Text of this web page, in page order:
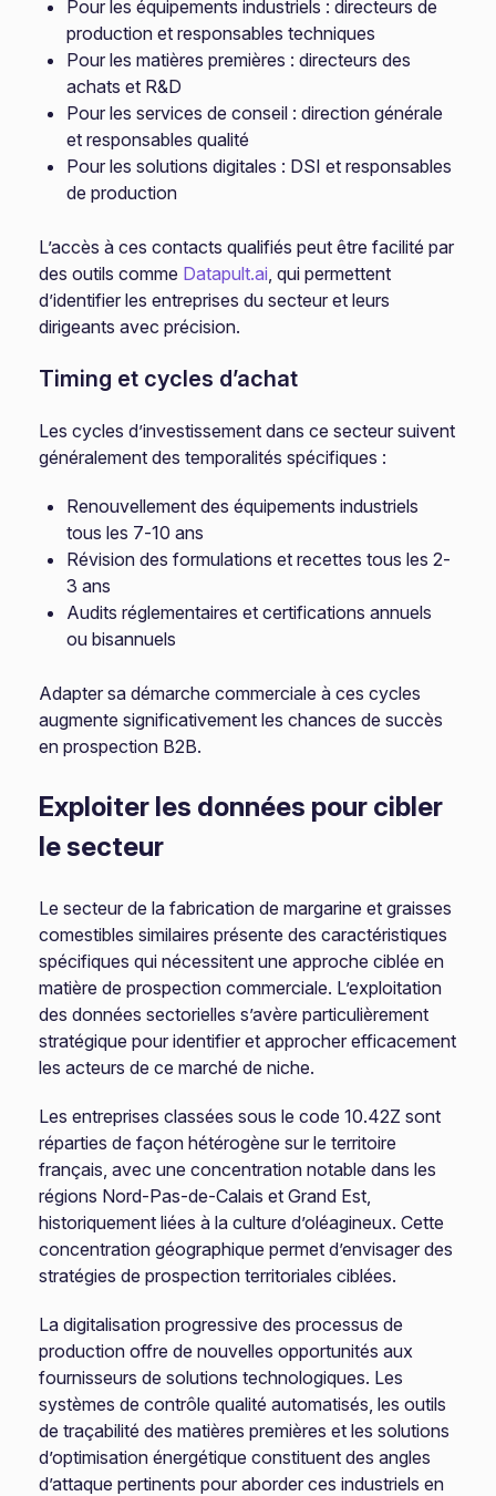
Pour les équipements industriels : directeurs de
production et responsables techniques
Pour les matières premières : directeurs des
achats et R&D
Pour les services de conseil : direction générale
et responsables qualité
Pour les solutions digitales : DSI et responsables
de production
L’accès à ces contacts qualifiés peut être facilité par
des outils comme Datapult.ai, qui permettent
d’identifier les entreprises du secteur et leurs
dirigeants avec précision.
Timing et cycles d’achat
Les cycles d’investissement dans ce secteur suivent
généralement des temporalités spécifiques :
Renouvellement des équipements industriels
tous les 7-10 ans
Révision des formulations et recettes tous les 2-
3 ans
Audits réglementaires et certifications annuels
ou bisannuels
Adapter sa démarche commerciale à ces cycles
augmente significativement les chances de succès
en prospection B2B.
Exploiter les données pour cibler
le secteur
Le secteur de la fabrication de margarine et graisses
comestibles similaires présente des caractéristiques
spécifiques qui nécessitent une approche ciblée en
matière de prospection commerciale. L’exploitation
des données sectorielles s’avère particulièrement
stratégique pour identifier et approcher efficacement
les acteurs de ce marché de niche.
Les entreprises classées sous le code 10.42Z sont
réparties de façon hétérogène sur le territoire
français, avec une concentration notable dans les
régions Nord-Pas-de-Calais et Grand Est,
historiquement liées à la culture d’oléagineux. Cette
concentration géographique permet d’envisager des
stratégies de prospection territoriales ciblées.
La digitalisation progressive des processus de
production offre de nouvelles opportunités aux
fournisseurs de solutions technologiques. Les
systèmes de contrôle qualité automatisés, les outils
de traçabilité des matières premières et les solutions
d’optimisation énergétique constituent des angles
d’attaque pertinents pour aborder ces industriels en